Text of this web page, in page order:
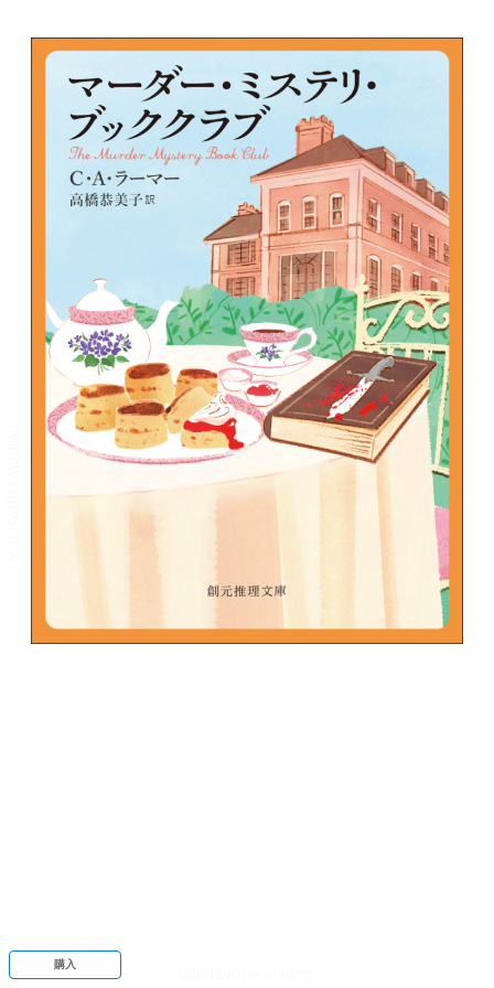
書誌情報
この作品の書誌情報を表示します。
目次・しおり・メモ
目次・しおり・メモを一覧で表示します。
本文検索
本文内から文字を検索します。
一定時間経つ毎に自動でページを送ります。
リーダー設定
文字サイズ、エフェクトの変更などを行います。